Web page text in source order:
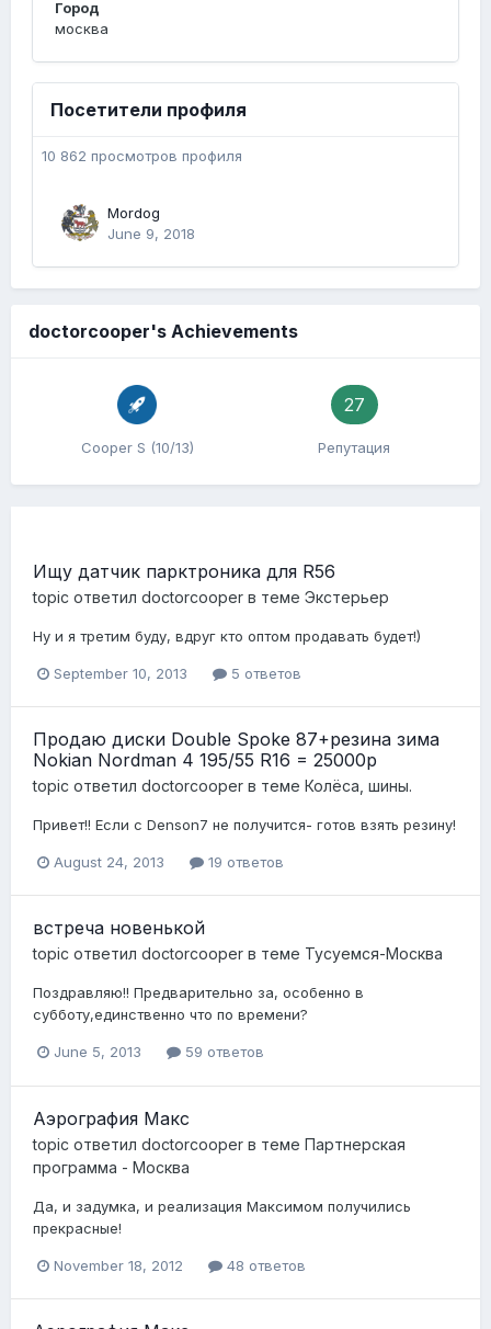
Город
москва
Посетители профиля
10 862 просмотров профиля
Mordog
June 9, 2018
doctorcooper's Achievements
Cooper S (10/13)
27
Репутация
Ищу датчик парктроника для R56
topic ответил doctorcooper в теме Экстерьер
Ну и я третим буду, вдруг кто оптом продавать будет!)
September 10, 2013 5 ответов
Продаю диски Double Spoke 87+резина зима
Nokian Nordman 4 195/55 R16 = 25000р
topic ответил doctorcooper в теме Колёса, шины.
Привет!! Если с Denson7 не получится- готов взять резину!
August 24, 2013 19 ответов
встреча новенькой
topic ответил doctorcooper в теме Тусуемся-Москва
Поздравляю!! Предварительно за, особенно в
субботу,единственно что по времени?
June 5, 2013 59 ответов
Аэрография Макс
topic ответил doctorcooper в теме Партнерская
программа - Москва
Да, и задумка, и реализация Максимом получились
прекрасные!
November 18, 2012 48 ответов